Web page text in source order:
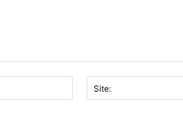
mail:*